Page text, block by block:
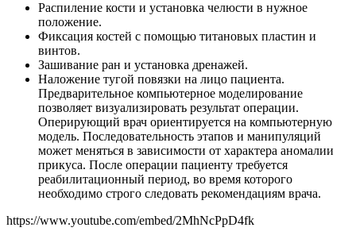
Распиление кости и установка челюсти в нужное
положение.
Фиксация костей с помощью титановых пластин и
винтов.
Зашивание ран и установка дренажей.
Наложение тугой повязки на лицо пациента.
Предварительное компьютерное моделирование
позволяет визуализировать результат операции.
Оперирующий врач ориентируется на компьютерную
модель. Последовательность этапов и манипуляций
может меняться в зависимости от характера аномалии
прикуса. После операции пациенту требуется
реабилитационный период, во время которого
необходимо строго следовать рекомендациям врача.
https://www.youtube.com/embed/2MhNcPpD4fk